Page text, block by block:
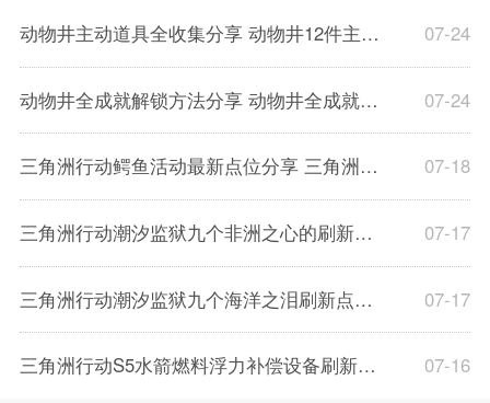
动物井主动道具全收集分享 动物井12件主动道具收集方法一览 07-24
动物井全成就解锁方法分享 动物井全成就解锁一览 07-24
三角洲行动鳄鱼活动最新点位分享 三角洲行动鳄鱼窝在哪 07-18
三角洲行动潮汐监狱九个非洲之心的刷新点位分享 三角洲行动监狱非洲之心刷新点一览 07-17
三角洲行动潮汐监狱九个海洋之泪刷新点位分享 三角洲行动潮汐监狱海洋之泪刷新点位一览 07-17
三角洲行动S5水箭燃料浮力补偿设备刷新点位分享 三角洲行动水箭燃料刷新点位一览 07-16